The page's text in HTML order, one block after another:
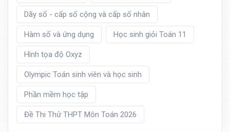
Dãy số - cấp số cộng và cấp số nhân
Hàm số và ứng dụng Học sinh giỏi Toán 11
Hình tọa độ Oxyz
Olympic Toán sinh viên và học sinh
Phần mềm học tập
Đề Thi Thử THPT Môn Toán 2026